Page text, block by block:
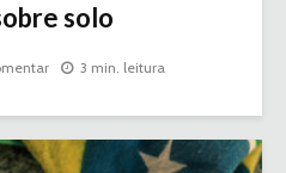
solo
3 min. leitura